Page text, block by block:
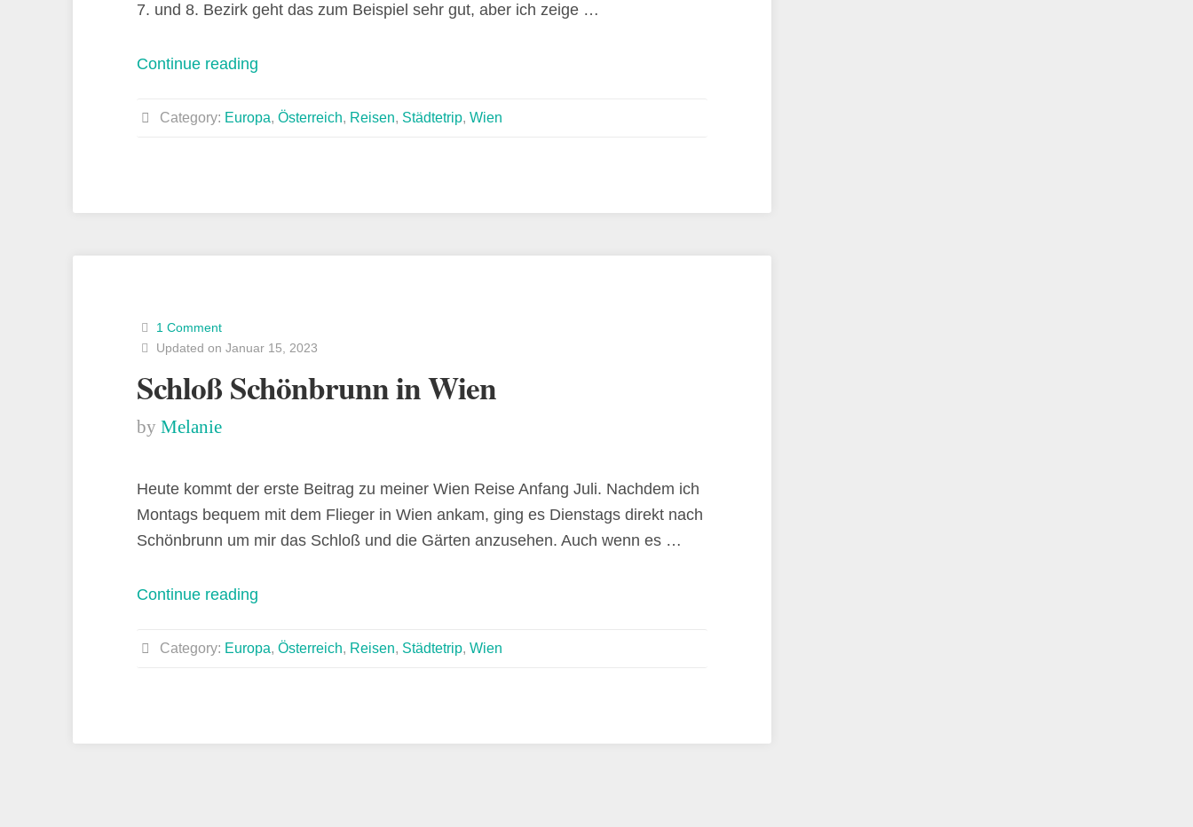
7. und 8. Bezirk geht das zum Beispiel sehr gut, aber ich zeige …
Continue reading
mal
Category: Europa, Österreich, Reisen, Städtetrip, Wien
1 Comment
Updated on Januar 15, 2023
Schloß Schönbrunn in Wien
by Melanie
Heute kommt der erste Beitrag zu meiner Wien Reise Anfang Juli. Nachdem ich
Montags bequem mit dem Flieger in Wien ankam, ging es Dienstags direkt nach
Schönbrunn um mir das Schloß und die Gärten anzusehen. Auch wenn es …
Continue reading
in
Category: Europa, Österreich, Reisen, Städtetrip, Wien